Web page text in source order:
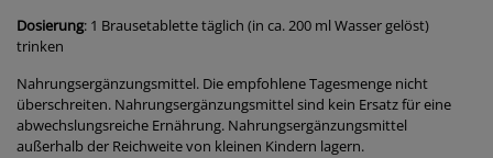
Dosierung: 1 Brausetablette täglich (in ca. 200 ml Wasser gelöst)
trinken
Nahrungsergänzungsmittel. Die empfohlene Tagesmenge nicht
überschreiten. Nahrungsergänzungsmittel sind kein Ersatz für eine
abwechslungsreiche Ernährung. Nahrungsergänzungsmittel
außerhalb der Reichweite von kleinen Kindern lagern.